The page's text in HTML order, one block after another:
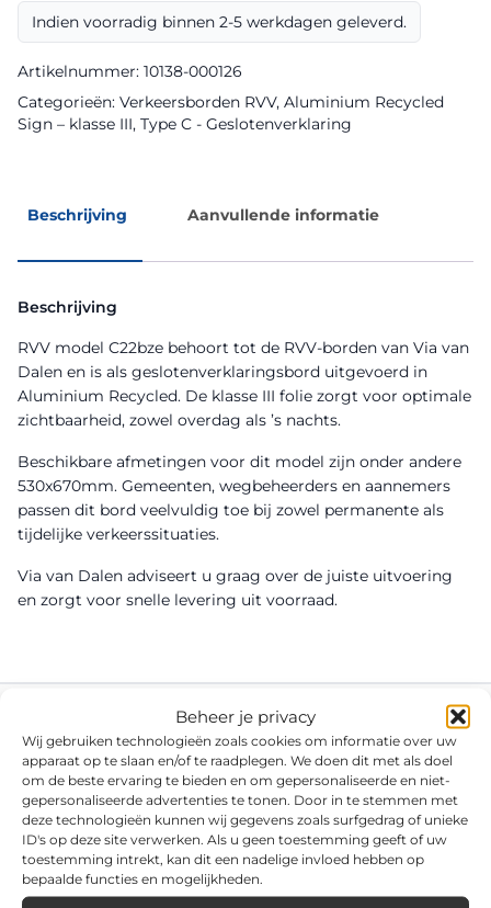
Beheer je privacy
Wij gebruiken technologieën zoals cookies om informatie over uw
apparaat op te slaan en/of te raadplegen. We doen dit met als doel
om de beste ervaring te bieden en om gepersonaliseerde en niet-
gepersonaliseerde advertenties te tonen. Door in te stemmen met
deze technologieën kunnen wij gegevens zoals surfgedrag of unieke
ID's op deze site verwerken. Als u geen toestemming geeft of uw
toestemming intrekt, kan dit een nadelige invloed hebben op
bepaalde functies en mogelijkheden.
Recycled
Sign
aantal
Indien voorradig binnen 2-5 werkdagen geleverd.
Artikelnummer: 10138-000126
Categorieën: Verkeersborden RVV, Aluminium Recycled
Sign – klasse III, Type C - Geslotenverklaring
Beschrijving Aanvullende informatie
Beschrijving
RVV model C22bze behoort tot de RVV-borden van Via van
Dalen en is als geslotenverklaringsbord uitgevoerd in
Aluminium Recycled. De klasse III folie zorgt voor optimale
zichtbaarheid, zowel overdag als ’s nachts.
Beschikbare afmetingen voor dit model zijn onder andere
530x670mm. Gemeenten, wegbeheerders en aannemers
passen dit bord veelvuldig toe bij zowel permanente als
tijdelijke verkeerssituaties.
Via van Dalen adviseert u graag over de juiste uitvoering
en zorgt voor snelle levering uit voorraad.